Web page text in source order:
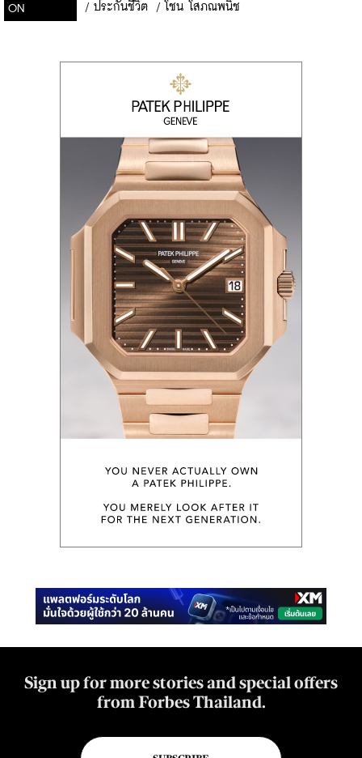
ON
/ ประกันชีวิต / โชน โสภณพนิช
Sign up for more stories and special offers
from Forbes Thailand.